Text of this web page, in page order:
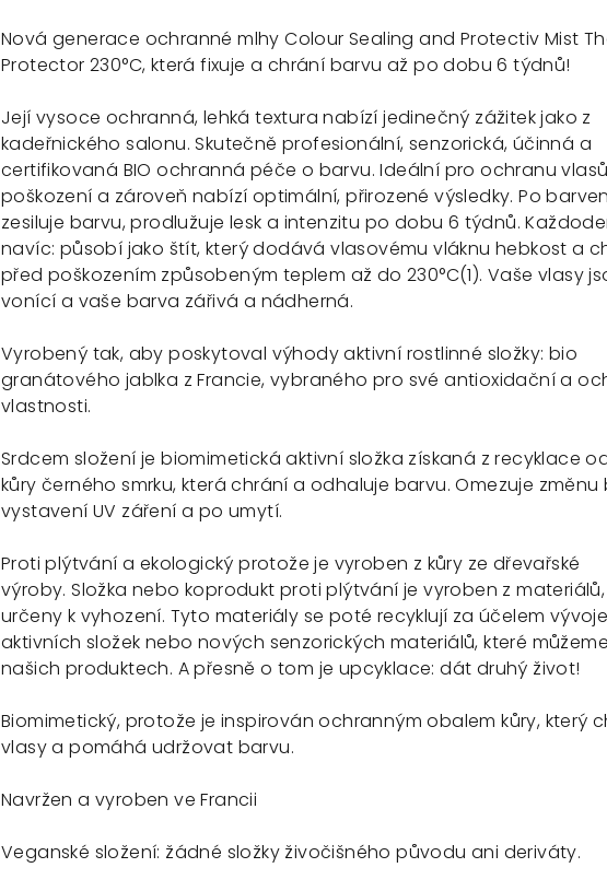
Nová generace ochranné mlhy Colour Sealing and Protectiv Mist
Protector 230°C, která fixuje a chrání barvu až po dobu 6 týdnů!
Její vysoce ochranná, lehká textura nabízí jedinečný zážitek jako z
kadeřnického salonu. Skutečně profesionální, senzorická, účinná a
certifikovaná BIO ochranná péče o barvu. Ideální pro ochranu
poškození a zároveň nabízí optimální, přirozené výsledky. Po
zesiluje barvu, prodlužuje lesk a intenzitu po dobu 6 týdnů.
navíc: působí jako štít, který dodává vlasovému vláknu hebkost a
před poškozením způsobeným teplem až do 230°C(1). Vaše vlasy
vonící a vaše barva zářivá a nádherná.
Vyrobený tak, aby poskytoval výhody aktivní rostlinné složky: bio
granátového jablka z Francie, vybraného pro své antioxidační a
vlastnosti.
Srdcem složení je biomimetická aktivní složka získaná z recyklace
kůry černého smrku, která chrání a odhaluje barvu. Omezuje
vystavení UV záření a po umytí.
Proti plýtvání a ekologický protože je vyroben z kůry ze dřevařské
výroby. Složka nebo koprodukt proti plýtvání je vyroben z
určeny k vyhození. Tyto materiály se poté recyklují za účelem
aktivních složek nebo nových senzorických materiálů, které
našich produktech. A přesně o tom je upcyklace: dát druhý život!
Biomimetický, protože je inspirován ochranným obalem kůry, který
vlasy a pomáhá udržovat barvu.
Navržen a vyroben ve Francii
Veganské složení: žádné složky živočišného původu ani deriváty.